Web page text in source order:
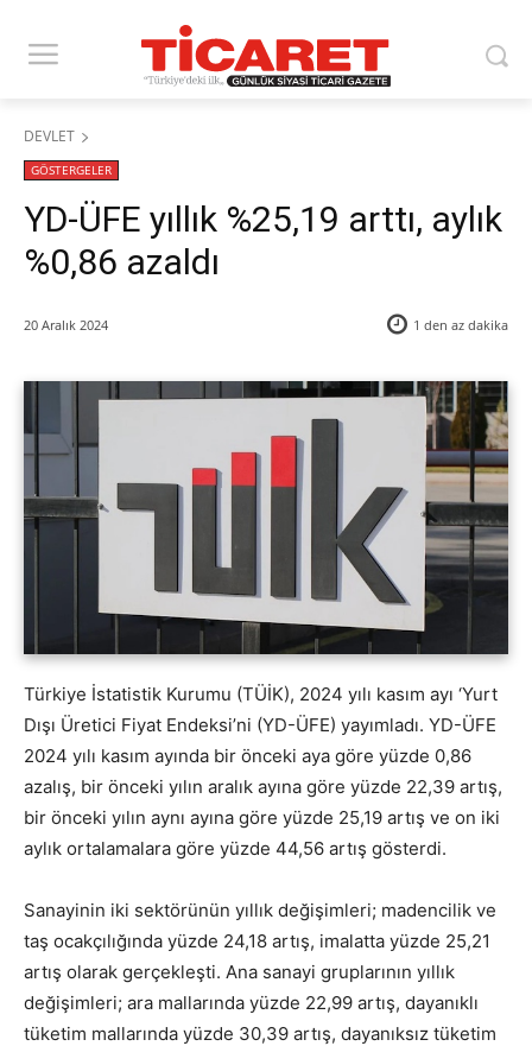
DEVLET
GÖSTERGELER
YD-ÜFE yıllık %25,19 arttı, aylık
%0,86 azaldı
20 Aralık 2024 1 den az dakika
Türkiye İstatistik Kurumu (TÜİK), 2024 yılı kasım ayı ‘Yurt
Dışı Üretici Fiyat Endeksi’ni (YD-ÜFE) yayımladı. YD-ÜFE
2024 yılı kasım ayında bir önceki aya göre yüzde 0,86
azalış, bir önceki yılın aralık ayına göre yüzde 22,39 artış,
bir önceki yılın aynı ayına göre yüzde 25,19 artış ve on iki
aylık ortalamalara göre yüzde 44,56 artış gösterdi.
Sanayinin iki sektörünün yıllık değişimleri; madencilik ve
taş ocakçılığında yüzde 24,18 artış, imalatta yüzde 25,21
artış olarak gerçekleşti. Ana sanayi gruplarının yıllık
değişimleri; ara mallarında yüzde 22,99 artış, dayanıklı
tüketim mallarında yüzde 30,39 artış, dayanıksız tüketim